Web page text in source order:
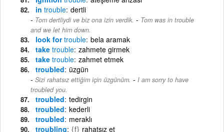
in trouble dertli
Tom dertliydi ve biz ona izin verdik. - Tom was in trouble
and we let him down.
look fortrouble bela aramak
take trouble zahmete girmek
take trouble zahmet etmek
troubled üzgün
Sizi rahatsız ettiğim için üzgünüm. - I am sorry to have
troubled you.
troubled tedirgin
troubled kederli
troubled meraklı
troubling {f} rahatsız et